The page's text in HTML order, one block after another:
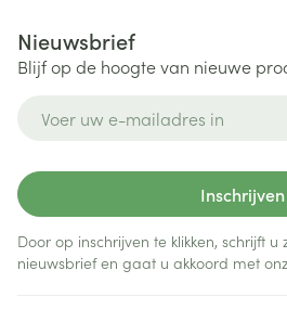
Nieuwsbrief
Blijf op de hoogte van nieuwe
Inschrijven
Door op inschrijven te klikken, schrijft u
nieuwsbrief en gaat u akkoord met